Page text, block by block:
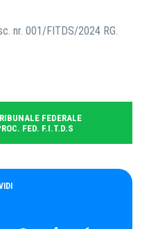
nr. 001/FITDS/2024 RG.
FEDERALE
FED. F.I.T.D.S